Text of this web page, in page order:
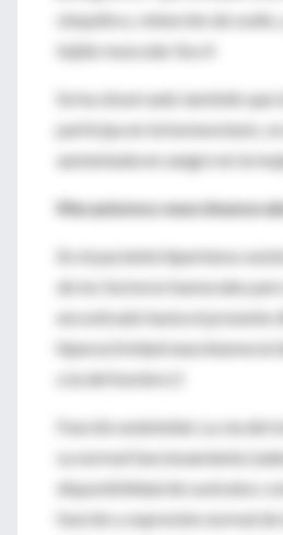
simpático, retención de
tejido muscular liso.4
Se ha observado también que
participa en la homeostasis,
aumentada en sangre en la
Mecanismos
En el paciente hipertenso
de los factores humorales
encontrado hasta el presente
hiperactividad neurohumoral
a la del hombre.5
Función endotelial. La vía del
su normal funcionamiento
disponibilidad de sustratos
función y expresión normal de